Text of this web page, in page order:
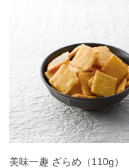
美味一趣 ざらめ （110g）